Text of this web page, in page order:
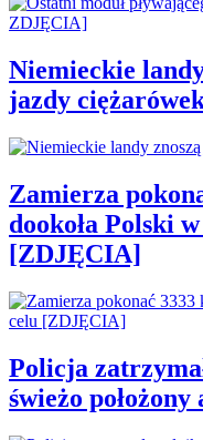
Niemieckie
jazdy
Zamierza
dookoła Polski
[ZDJĘCIA]
Policja
świeżo położony